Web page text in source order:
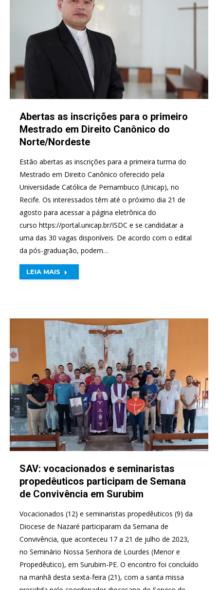
Abertas as inscrições para o primeiro
Mestrado em Direito Canônico do
Norte/Nordeste
Estão abertas as inscrições para a primeira turma do
Mestrado em Direito Canônico oferecido pela
Universidade Católica de Pernambuco (Unicap), no
Recife. Os interessados têm até o próximo dia 21 de
agosto para acessar a página eletrônica do
curso https://portal.unicap.br/ISDC e se candidatar a
uma das 30 vagas disponíveis. De acordo com o edital
da pós-graduação, podem…
LEIA MAIS
SAV: vocacionados e seminaristas
propedêuticos participam de Semana
de Convivência em Surubim
Vocacionados (12) e seminaristas propedêuticos (9) da
Diocese de Nazaré participaram da Semana de
Convivência, que aconteceu 17 a 21 de julho de 2023,
no Seminário Nossa Senhora de Lourdes (Menor e
Propedêutico), em Surubim-PE. O encontro foi concluído
na manhã desta sexta-feira (21), com a santa missa